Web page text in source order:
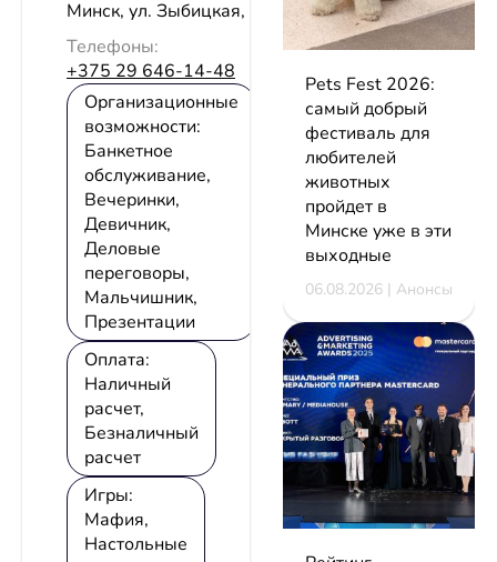
Минск, ул. Зыбицкая, 9
Телефоны:
+375 29 646-14-48
Организационные
возможности:
Банкетное
обслуживание,
Вечеринки,
Девичник,
Деловые
переговоры,
Мальчишник,
Презентации
Оплата:
Наличный
расчет,
Безналичный
расчет
Игры:
Мафия,
Настольные
Pets Fest 2026:
самый добрый
фестиваль для
любителей
животных
пройдет в
Минске уже в эти
выходные
06.08.2026 | Анонсы